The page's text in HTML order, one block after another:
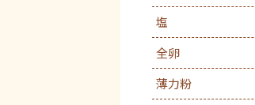
塩
全卵
薄力粉